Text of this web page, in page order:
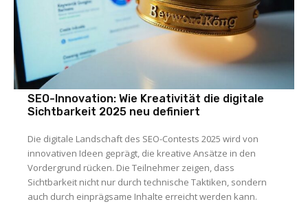
SEO-Innovation: Wie Kreativität die digitale
Sichtbarkeit 2025 neu definiert
Die digitale Landschaft des SEO-Contests 2025 wird von
innovativen Ideen geprägt, die kreative Ansätze in den
Vordergrund rücken. Die Teilnehmer zeigen, dass
Sichtbarkeit nicht nur durch technische Taktiken, sondern
auch durch einprägsame Inhalte erreicht werden kann.